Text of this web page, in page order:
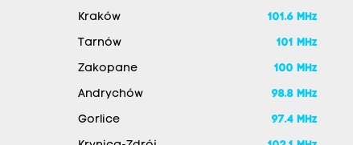
Kraków 101.6 MHz
Tarnów 101 MHz
Zakopane 100 MHz
Andrychów 98.8 MHz
Gorlice 97.4 MHz